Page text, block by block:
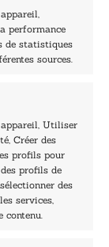
performance
de statistiques
sources.
Utiliser
Créer des
profils pour
profils de
des
services,
contenu.